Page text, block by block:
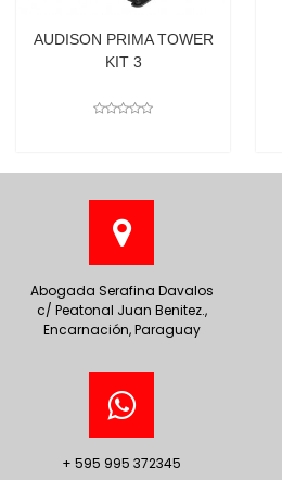
AUDISON PRIMA TOWER
KIT 3
Abogada Serafina Davalos
c/ Peatonal Juan Benitez.,
Encarnación, Paraguay
+ 595 995 372345